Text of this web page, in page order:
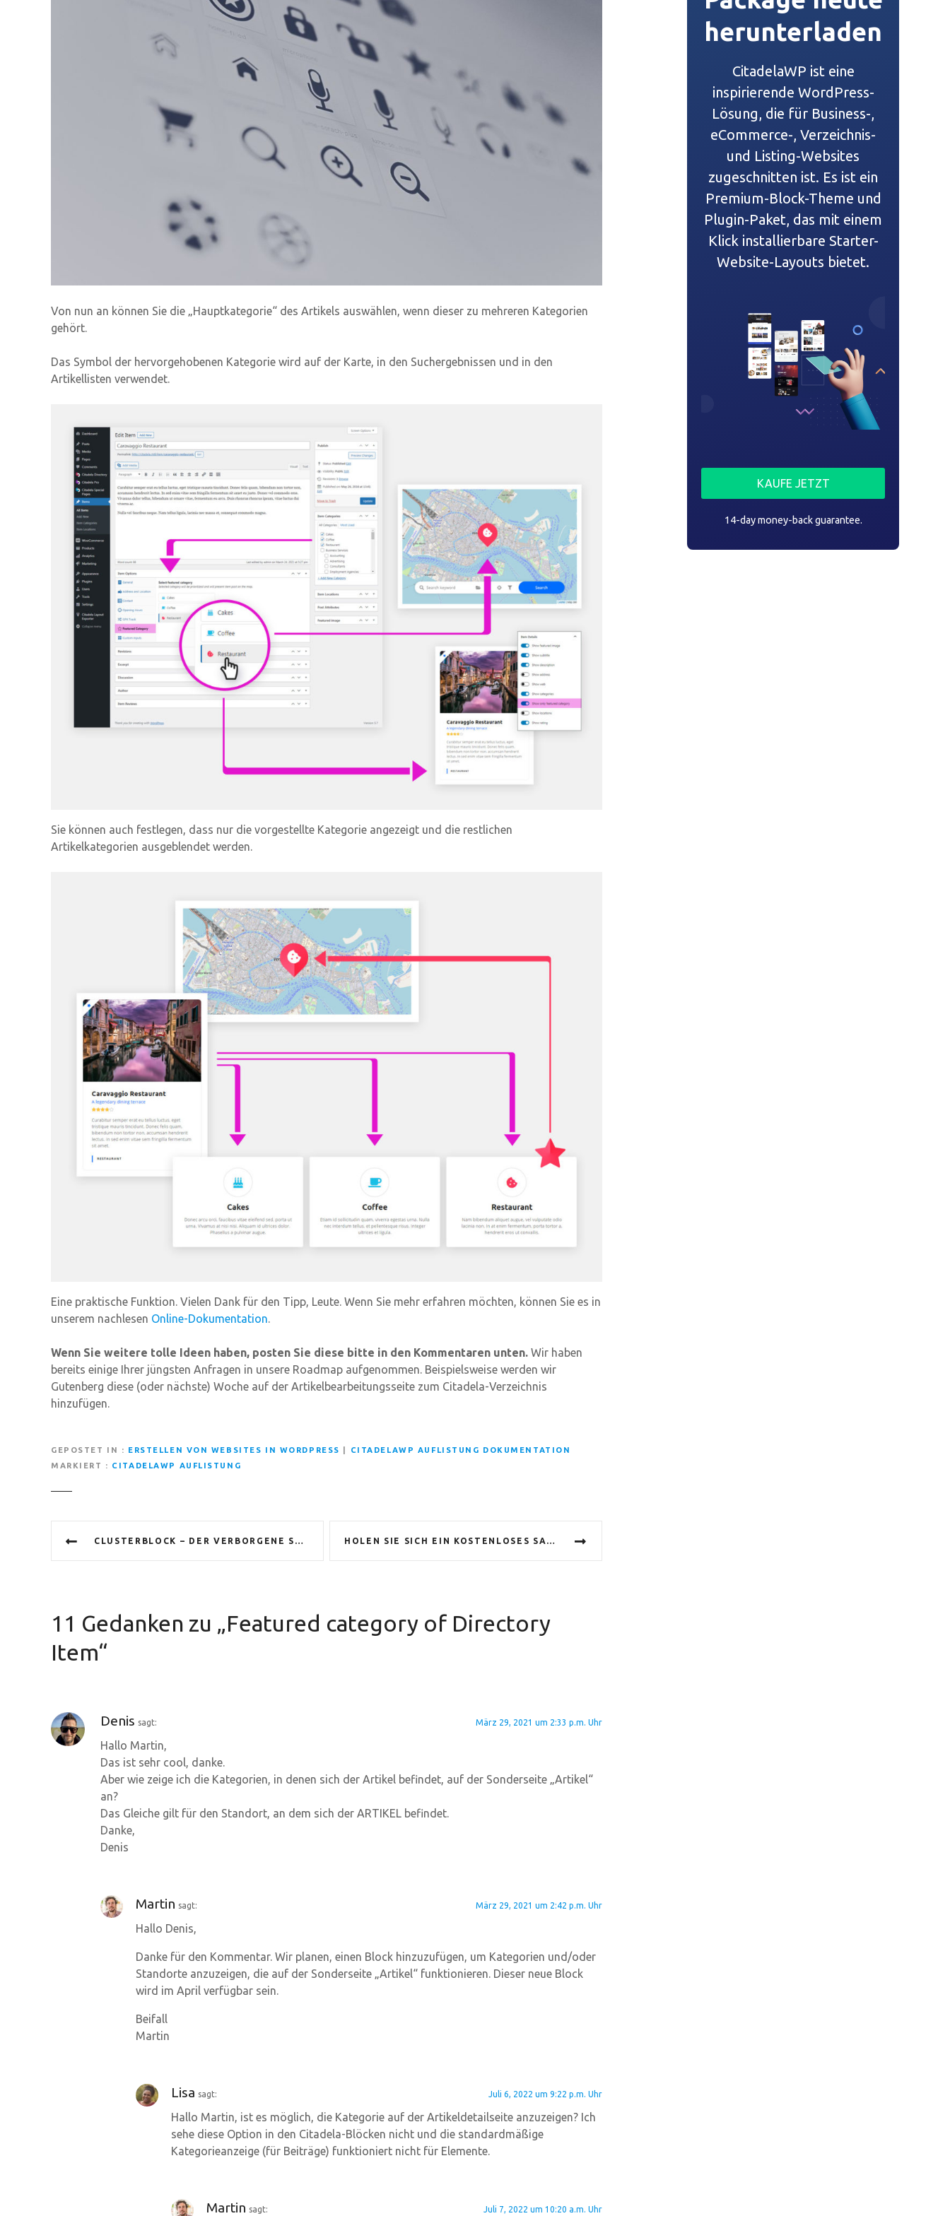
Von nun an können Sie die „Hauptkategorie“ des Artikels auswählen, wenn dieser zu mehreren Kategorien
gehört.
Das Symbol der hervorgehobenen Kategorie wird auf der Karte, in den Suchergebnissen und in den
Artikellisten verwendet.
Sie können auch festlegen, dass nur die vorgestellte Kategorie angezeigt und die restlichen
Artikelkategorien ausgeblendet werden.
Eine praktische Funktion. Vielen Dank für den Tipp, Leute. Wenn Sie mehr erfahren möchten, können Sie es in
unserem nachlesen Online-Dokumentation.
Wenn Sie weitere tolle Ideen haben, posten Sie diese bitte in den Kommentaren unten. Wir haben
bereits einige Ihrer jüngsten Anfragen in unsere Roadmap aufgenommen. Beispielsweise werden wir
Gutenberg diese (oder nächste) Woche auf der Artikelbearbeitungsseite zum Citadela-Verzeichnis
hinzufügen.
GEPOSTET IN ERSTELLEN VON WEBSITES IN WORDPRESS
CITADELAWP AUFLISTUNG DOKUMENTATION
MARKIERT
CITADELAWP AUFLISTUNG
t
r
s
CLUSTERBLOCK – DER VERBORGENE SCHATZ DES CITADELA PRO-PLUGINS HOLEN SIE SICH EIN KOSTENLOSES SAAS-LAYOUT FÜR CITADELA
11 Gedanken zu „Featured category of Directory
Item“
Denis sagt: März 29, 2021 um 2:33 p.m. Uhr
Hallo Martin,
Das ist sehr cool, danke.
Aber wie zeige ich die Kategorien, in denen sich der Artikel befindet, auf der Sonderseite „Artikel“
an?
Das Gleiche gilt für den Standort, an dem sich der ARTIKEL befindet.
Danke,
Denis
Martin sagt: März 29, 2021 um 2:42 p.m. Uhr
Hallo Denis,
Danke für den Kommentar. Wir planen, einen Block hinzuzufügen, um Kategorien und/oder
Standorte anzuzeigen, die auf der Sonderseite „Artikel“ funktionieren. Dieser neue Block
wird im April verfügbar sein.
Beifall
Martin
Lisa sagt: Juli 6, 2022 um 9:22 p.m. Uhr
Hallo Martin, ist es möglich, die Kategorie auf der Artikeldetailseite anzuzeigen? Ich
sehe diese Option in den Citadela-Blöcken nicht und die standardmäßige
Kategorieanzeige (für Beiträge) funktioniert nicht für Elemente.
Martin sagt: Juli 7, 2022 um 10:20 a.m. Uhr
herunterladen
CitadelaWP ist eine
inspirierende WordPress-
Lösung, die für Business-,
eCommerce-, Verzeichnis-
und Listing-Websites
zugeschnitten ist. Es ist ein
Premium-Block-Theme und
Plugin-Paket, das mit einem
Klick installierbare Starter-
Website-Layouts bietet.
KAUFE JETZT
14-day money-back guarantee.